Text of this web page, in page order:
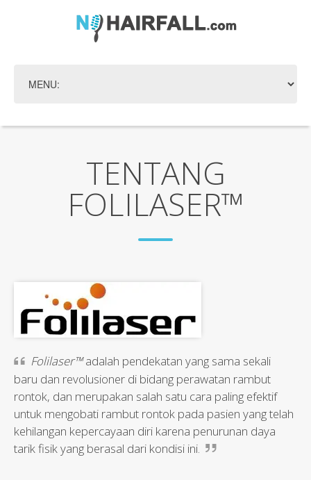
TENTANG
FOLILASER™
Folilaser™adalah pendekatan yang sama sekali
baru dan revolusioner di bidang perawatan rambut
rontok, dan merupakan salah satu cara paling efektif
untuk mengobati rambut rontok pada pasien yang telah
kehilangan kepercayaan diri karena penurunan daya
tarik fisik yang berasal dari kondisi ini.